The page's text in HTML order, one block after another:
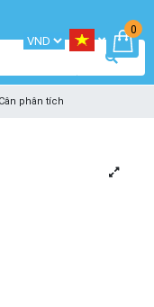
0
Cân phân tích